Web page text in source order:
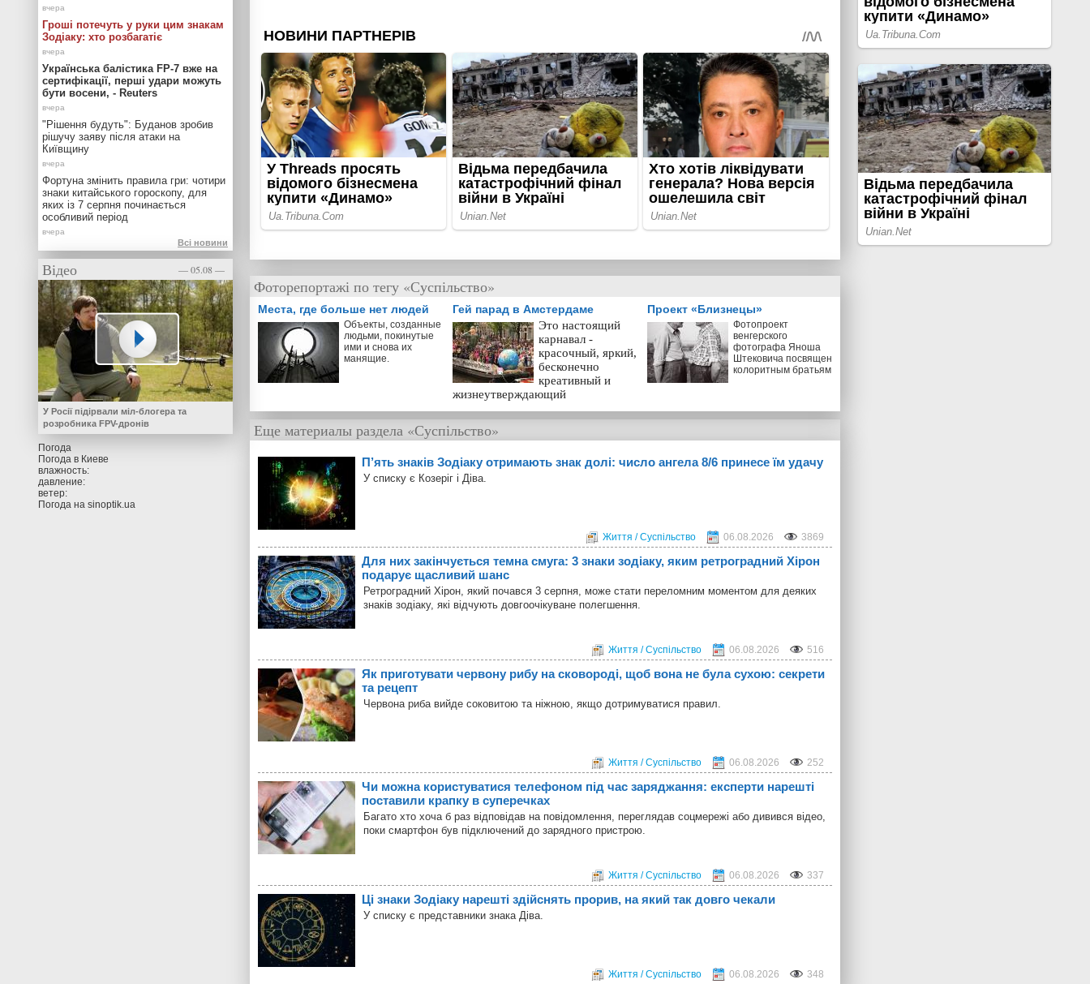
Фоторепортажі по тегу «Суспільство»
Места, где больше нет людей
Объекты, созданные
людьми, покинутые
ими и снова их
манящие.
Гей парад в Амстердаме
Это настоящий
карнавал -
красочный, яркий,
бесконечно
креативный и
жизнеутверждающий
Проект «Близнецы»
Фотопроект
венгерского
фотографа Яноша
Штековича посвящен
колоритным братьям
Еще материалы раздела «Суспільство»
П’ять знаків Зодіаку отримають знак долі: число ангела 8/6 принесе їм удачу
У списку є Козеріг і Діва.
Життя / Суспільство 06.08.2026 3869
Для них закінчується темна смуга: 3 знаки зодіаку, яким ретроградний Хірон
подарує щасливий шанс
Ретроградний Хірон, який почався 3 серпня, може стати переломним моментом для деяких
знаків зодіаку, які відчують довгоочікуване полегшення.
Життя / Суспільство 06.08.2026 516
Як приготувати червону рибу на сковороді, щоб вона не була сухою: секрети
та рецепт
Червона риба вийде соковитою та ніжною, якщо дотримуватися правил.
Життя / Суспільство 06.08.2026 252
Чи можна користуватися телефоном під час заряджання: експерти нарешті
поставили крапку в суперечках
Багато хто хоча б раз відповідав на повідомлення, переглядав соцмережі або дивився відео,
поки смартфон був підключений до зарядного пристрою.
Життя / Суспільство 06.08.2026 337
Ці знаки Зодіаку нарешті здійснять прорив, на який так довго чекали
У списку є представники знака Діва.
Життя / Суспільство 06.08.2026 348
Гроші потечуть у руки цим знакам
Зодіаку: хто розбагатіє
Українська балістика FP-7 вже на
сертифікації, перші удари можуть
бути восени, - Reuters
"Рішення будуть": Буданов зробив
рішучу заяву після атаки на
Київщину
Фортуна змінить правила гри: чотири
знаки китайського гороскопу, для
яких із 7 серпня починається
особливий період
Всі новини
Відео — 05.08 —
У Росії підірвали міл-блогера та
розробника FPV-дронів
Погода
Погода в Киеве
влажность:
давление:
ветер:
Погода на sinoptik.ua